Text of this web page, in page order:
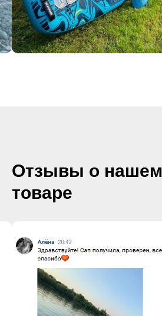
Отзывы о нашем
товаре